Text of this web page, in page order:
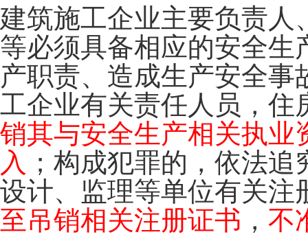
建筑施工企业主要负责
等必须具备相应的安全
产职责、造成生产安全
工企业有关责任人员，
销其与安全生产相关执业
入 ；构成犯罪的，依法
设计、监理等单位有关
至吊销相关注册证书 ， 不